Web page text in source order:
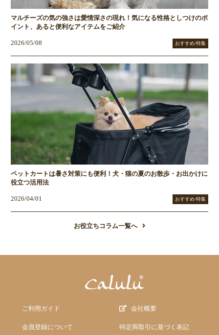
マルチーズの気の強さは愛情深さの現れ！気になる性格としつけのポ
イント、あると便利なアイテムをご紹介
2026/05/08 おすすめ/特集
ペットカートは暑さ対策にも便利！犬・猫の夏のお散歩・お出かけに
役立つ活用法
2026/04/01 おすすめ/特集
お役立ちコラム一覧へ
ご利用ガイド
会員登録について
会社概要
特定商取引に基づく表記